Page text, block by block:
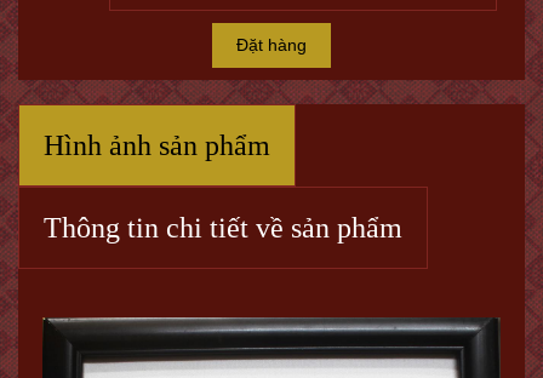
Đặt hàng
Hình ảnh sản phẩm
Thông tin chi tiết về sản phẩm